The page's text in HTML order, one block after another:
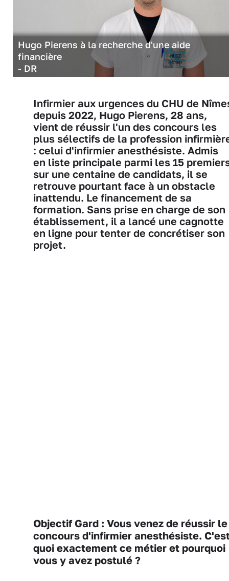
Hugo Pierens à la recherche d'une aide
financière
- DR
Infirmier aux urgences du CHU de
depuis 2022, Hugo Pierens, 28 ans,
vient de réussir l'un des concours les
plus sélectifs de la profession
: celui d'infirmier anesthésiste. Admis
en liste principale parmi les 15
sur une centaine de candidats, il se
retrouve pourtant face à un obstacle
inattendu. Le financement de sa
formation. Sans prise en charge de son
établissement, il a lancé une cagnotte
en ligne pour tenter de concrétiser son
projet.
Objectif Gard : Vous venez de réussir le
concours d'infirmier anesthésiste.
quoi exactement ce métier et pourquoi
vous y avez postulé ?